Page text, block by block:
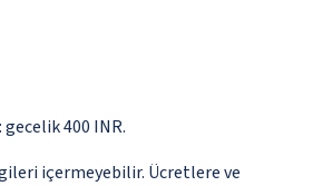
400 INR.
içermeyebilir. Ücretlere ve